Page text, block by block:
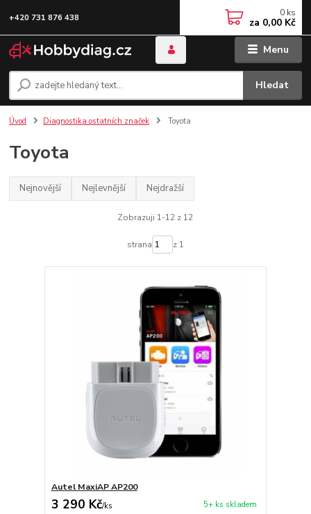
Menu
Hledat
+420 731 876 438 0 ks
za 0,00 Kč
Úvod Diagnostika ostatních značek Toyota
Toyota
Nejnovější Nejlevnější Nejdražší
Zobrazuji 1-12 z 12
strana z 1
Autel MaxiAP AP200
3 290 Kč/ks 5+ ks skladem